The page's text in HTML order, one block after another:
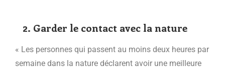
2. Garder le contact avec la nature
« Les personnes qui passent au moins deux heures par
semaine dans la nature déclarent avoir une meilleure